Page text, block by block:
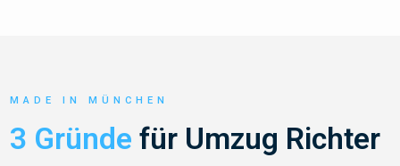
MADE IN MÜNCHEN
3 Gründe für Umzug Richter